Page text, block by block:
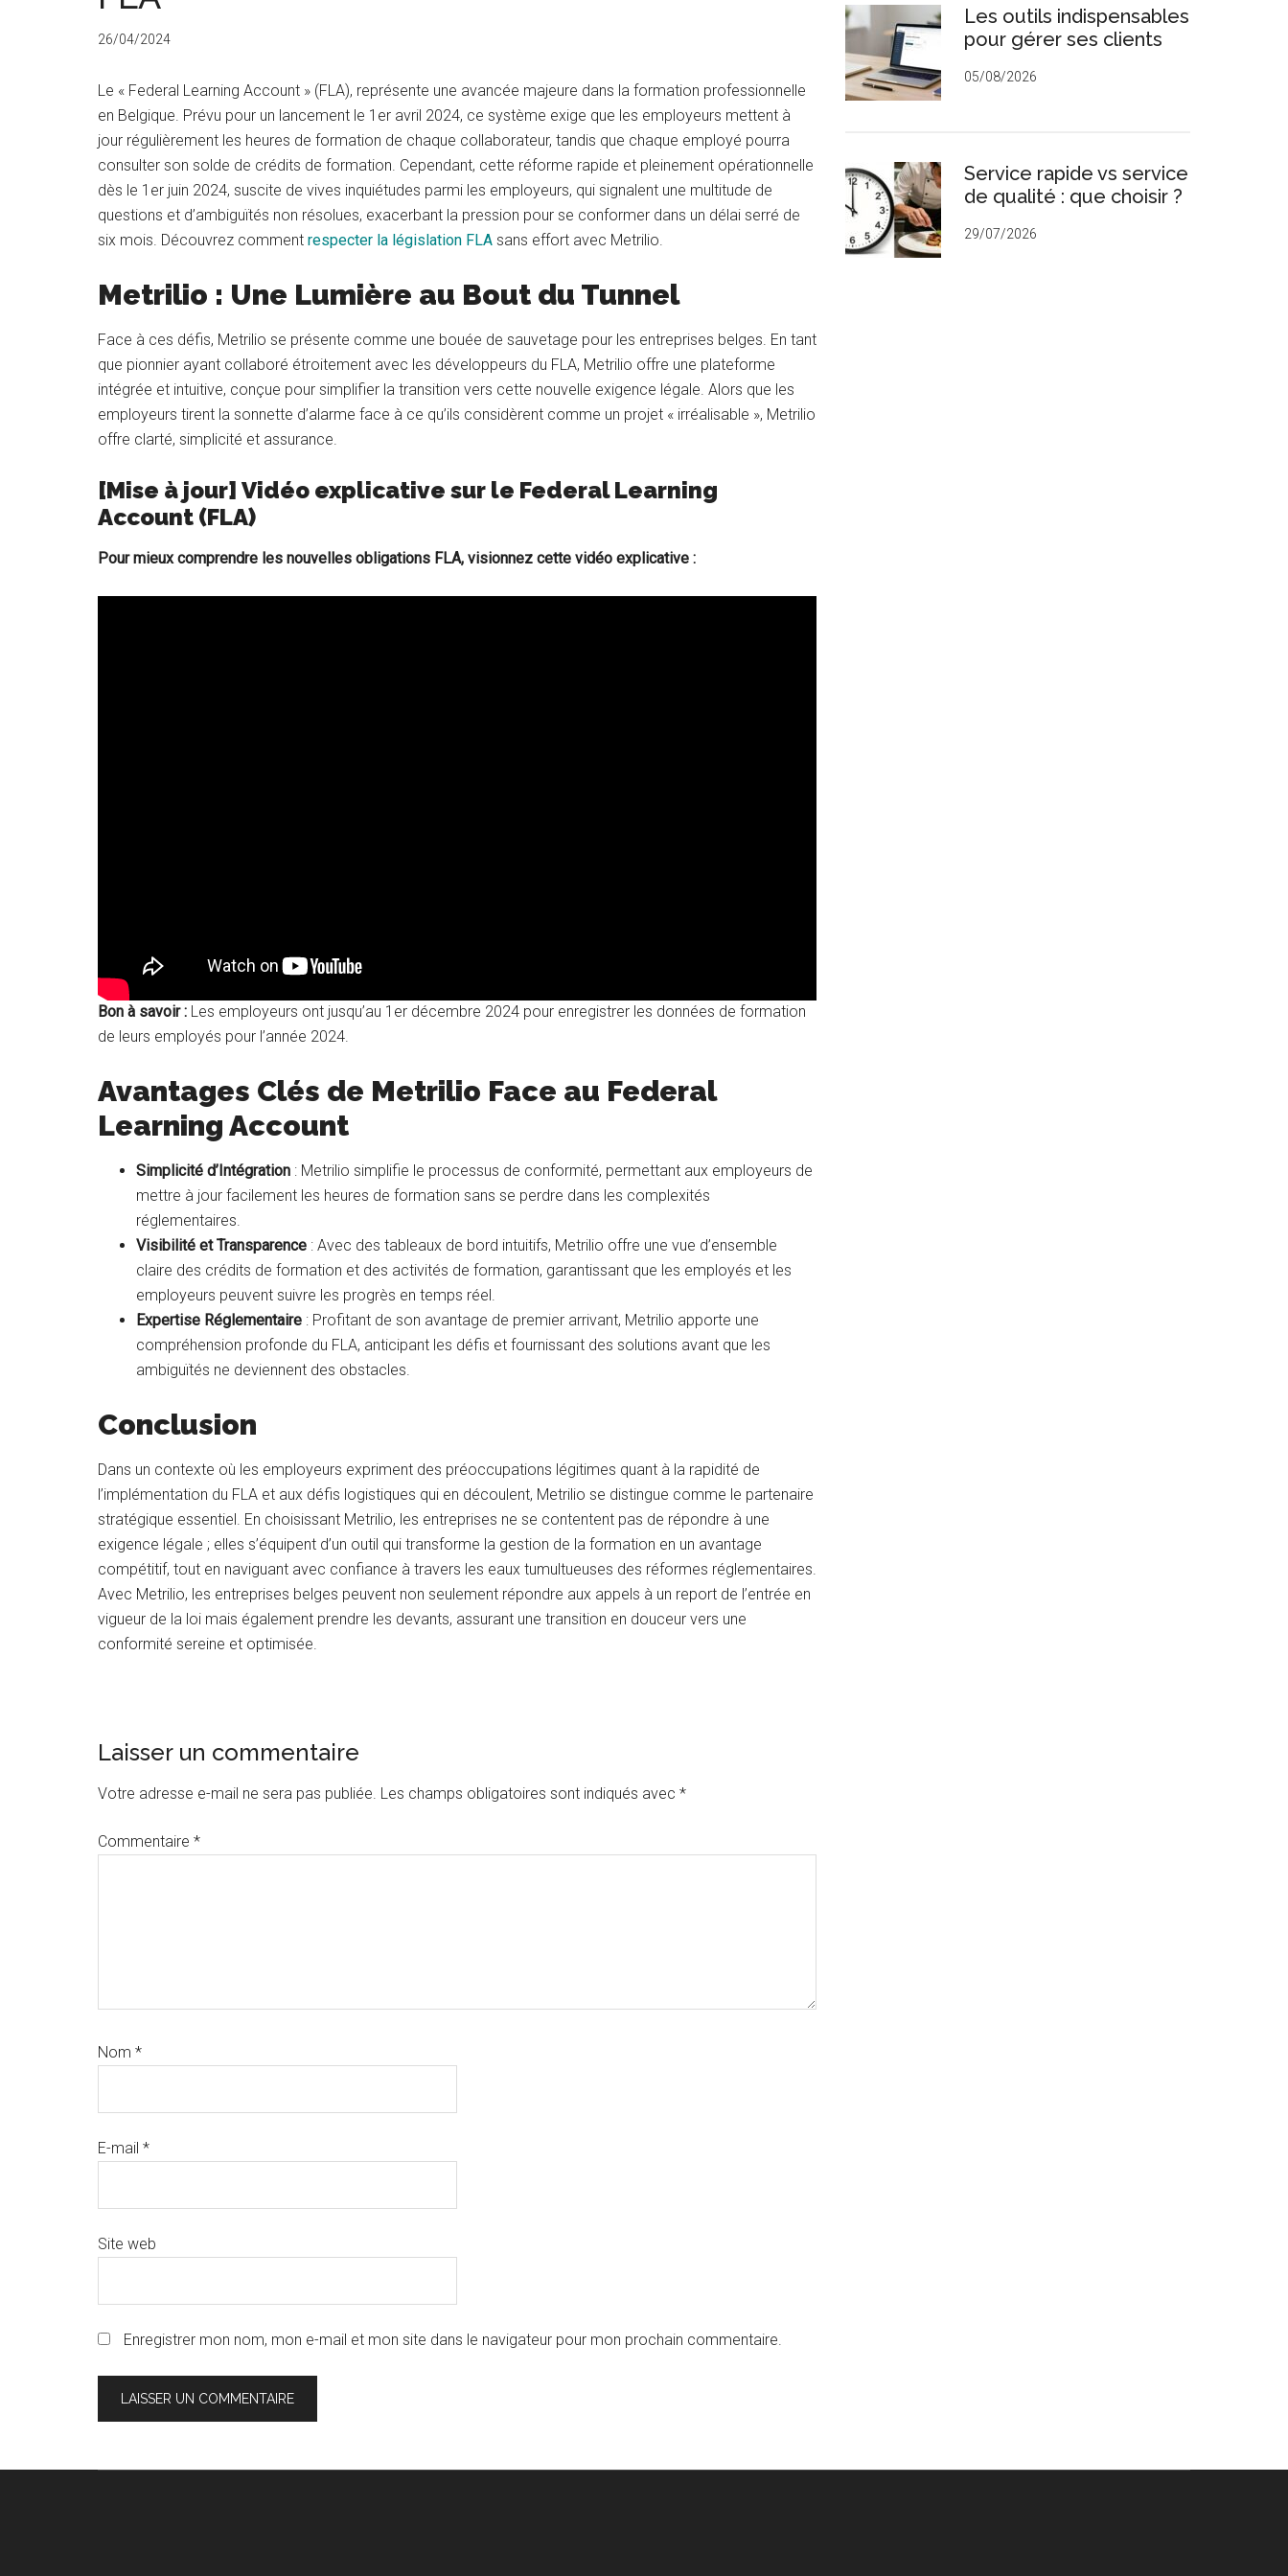
26/04/2024
Le « Federal Learning Account » (FLA), représente une avancée majeure dans la formation professionnelle
en Belgique. Prévu pour un lancement le 1er avril 2024, ce système exige que les employeurs mettent à
jour régulièrement les heures de formation de chaque collaborateur, tandis que chaque employé pourra
consulter son solde de crédits de formation. Cependant, cette réforme rapide et pleinement opérationnelle
dès le 1er juin 2024, suscite de vives inquiétudes parmi les employeurs, qui signalent une multitude de
questions et d’ambiguïtés non résolues, exacerbant la pression pour se conformer dans un délai serré de
six mois. Découvrez comment respecter la législation FLA sans effort avec Metrilio.
Metrilio : Une Lumière au Bout du Tunnel
Face à ces défis, Metrilio se présente comme une bouée de sauvetage pour les entreprises belges. En tant
que pionnier ayant collaboré étroitement avec les développeurs du FLA, Metrilio offre une plateforme
intégrée et intuitive, conçue pour simplifier la transition vers cette nouvelle exigence légale. Alors que les
employeurs tirent la sonnette d’alarme face à ce qu’ils considèrent comme un projet « irréalisable », Metrilio
offre clarté, simplicité et assurance.
[Mise à jour] Vidéo explicative sur le Federal Learning
Account (FLA)
Pour mieux comprendre les nouvelles obligations FLA, visionnez cette vidéo explicative :
Bon à savoir : Les employeurs ont jusqu’au 1er décembre 2024 pour enregistrer les données de formation
de leurs employés pour l’année 2024.
Avantages Clés de Metrilio Face au Federal
Learning Account
Simplicité d’Intégration : Metrilio simplifie le processus de conformité, permettant aux employeurs de
mettre à jour facilement les heures de formation sans se perdre dans les complexités
réglementaires.
Visibilité et Transparence : Avec des tableaux de bord intuitifs, Metrilio offre une vue d’ensemble
claire des crédits de formation et des activités de formation, garantissant que les employés et les
employeurs peuvent suivre les progrès en temps réel.
Expertise Réglementaire : Profitant de son avantage de premier arrivant, Metrilio apporte une
compréhension profonde du FLA, anticipant les défis et fournissant des solutions avant que les
ambiguïtés ne deviennent des obstacles.
Conclusion
Dans un contexte où les employeurs expriment des préoccupations légitimes quant à la rapidité de
l’implémentation du FLA et aux défis logistiques qui en découlent, Metrilio se distingue comme le partenaire
stratégique essentiel. En choisissant Metrilio, les entreprises ne se contentent pas de répondre à une
exigence légale ; elles s’équipent d’un outil qui transforme la gestion de la formation en un avantage
compétitif, tout en naviguant avec confiance à travers les eaux tumultueuses des réformes réglementaires.
Avec Metrilio, les entreprises belges peuvent non seulement répondre aux appels à un report de l’entrée en
vigueur de la loi mais également prendre les devants, assurant une transition en douceur vers une
conformité sereine et optimisée.
Interactions
du
Laisser un commentaire
Votre adresse e-mail ne sera pas publiée. Les champs obligatoires sont indiqués avec *
Commentaire *
Nom *
E-mail *
Site web
Enregistrer mon nom, mon e-mail et mon site dans le navigateur pour mon prochain commentaire.
principaleLes outils indispensables
pour gérer ses clients
05/08/2026
Service rapide vs service
de qualité : que choisir ?
29/07/2026